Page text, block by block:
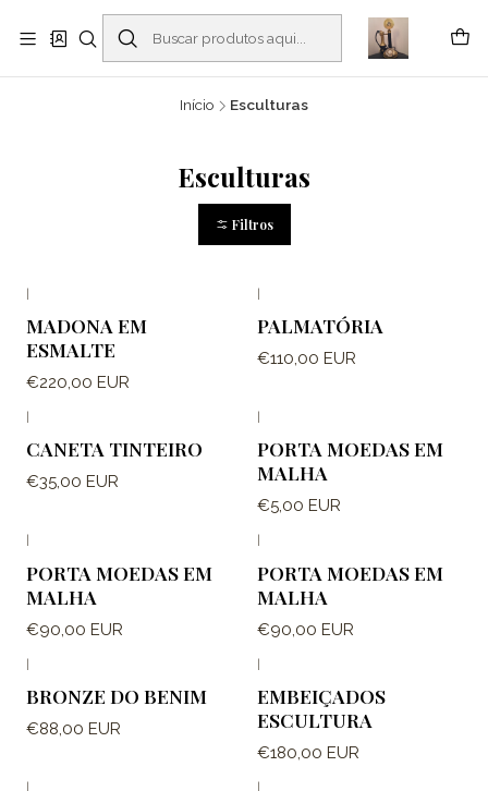
Buscantiguidades - Leilões. Colecionismo e antiguidades em Viana do
Castelo -
Leia mais
Início Esculturas
Esculturas
Filtros
|
MADONA EM
ESMALTE
€220,00 EUR
|
PALMATÓRIA
€110,00 EUR
CANETA TINTEIRO
€35,00 EUR
PORTA MOEDAS EM
MALHA
€5,00 EUR
PORTA MOEDAS EM
MALHA
€90,00 EUR
PORTA MOEDAS EM
MALHA
€90,00 EUR
|
BRONZE DO BENIM
€88,00 EUR
|
EMBEIÇADOS
ESCULTURA
€180,00 EUR